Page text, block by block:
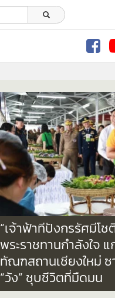
“เจ้าฟ้าทีปังกรรัศมีโช
พระราชทานกำลังใ
ทัณฑสถานเชียงใหม่ ซ
“วัง” ชุบชีวิตที่มืดมน